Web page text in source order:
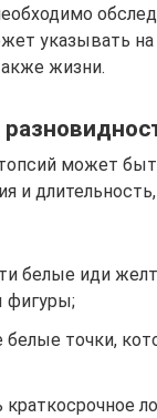
указывать
жизни.
может
и
белые иди
фигуры;
белые точки,